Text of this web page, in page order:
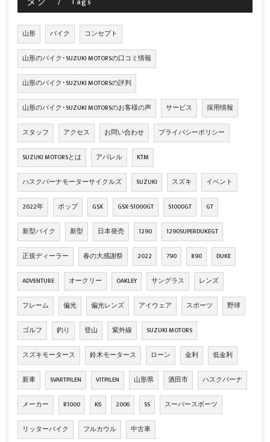
山形 バイク コンセプト
山形のバイク･SUZUKI MOTORSの口コミ情報
山形のバイク･SUZUKI MOTORSの評判
山形のバイク･SUZUKI MOTORSのお客様の声 サービス 採用情報
スタッフ アクセス お問い合わせ プライバシーポリシー
SUZUKI MOTORSとは アパレル KTM
ハスクバーナモーターサイクルズ SUZUKI スズキ イベント
2022年 ポップ GSX GSX-S1000GT S1000GT GT
新型バイク 新型 日本発売 1290 1290SUPERDUKEGT
正規ディーラー 春の大感謝祭 2022 790 890 DUKE
ADVENTURE オークリー OAKLEY サングラス レンズ
フレーム 偏光 偏光レンズ アイウェア スポーツ 野球
ゴルフ 釣り 登山 紫外線 SUZUKI MOTORS
スズキモータース 鈴木モータース ローン 金利 低金利
新車 SVARTPILEN VITPILEN 山形県 酒田市 ハスクバーナ
メーカー R1000 K6 2006 SS スーパースポーツ
リッターバイク フルカウル 中古車